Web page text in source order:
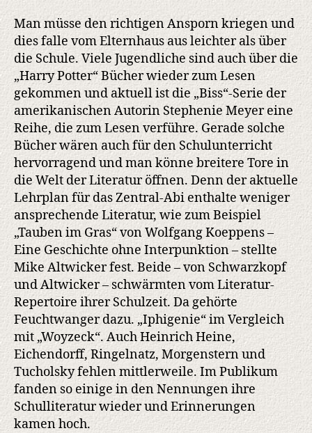
Man müsse den richtigen Ansporn kriegen und
dies falle vom Elternhaus aus leichter als über
die Schule. Viele Jugendliche sind auch über die
„Harry Potter“ Bücher wieder zum Lesen
gekommen und aktuell ist die „Biss“-Serie der
amerikanischen Autorin Stephenie Meyer eine
Reihe, die zum Lesen verführe. Gerade solche
Bücher wären auch für den Schulunterricht
hervorragend und man könne breitere Tore in
die Welt der Literatur öffnen. Denn der aktuelle
Lehrplan für das Zentral-Abi enthalte weniger
ansprechende Literatur, wie zum Beispiel
„Tauben im Gras“ von Wolfgang Koeppens –
Eine Geschichte ohne Interpunktion – stellte
Mike Altwicker fest. Beide – von Schwarzkopf
und Altwicker – schwärmten vom Literatur-
Repertoire ihrer Schulzeit. Da gehörte
Feuchtwanger dazu. „Iphigenie“ im Vergleich
mit „Woyzeck“. Auch Heinrich Heine,
Eichendorff, Ringelnatz, Morgenstern und
Tucholsky fehlen mittlerweile. Im Publikum
fanden so einige in den Nennungen ihre
Schulliteratur wieder und Erinnerungen
kamen hoch.